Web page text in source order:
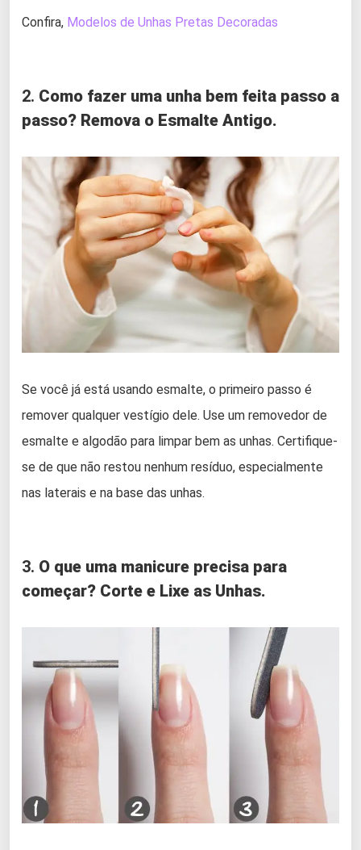
Confira, Modelos de Unhas Pretas Decoradas
2. Como fazer uma unha bem feita passo a
passo? Remova o Esmalte Antigo.
Se você já está usando esmalte, o primeiro passo é
remover qualquer vestígio dele. Use um removedor de
esmalte e algodão para limpar bem as unhas. Certifique-
se de que não restou nenhum resíduo, especialmente
nas laterais e na base das unhas.
3. O que uma manicure precisa para
começar? Corte e Lixe as Unhas.